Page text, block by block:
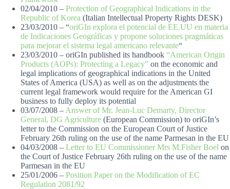
02/04/2010 – Protection of Geographical Indications in the
Republic of Korea (Italian Intellectual Property Rights DESK)
23/03/2010 – “oriGIn explora el potencial de EE.UU en materia
de Indicaciones Geográficas y propone soluciones pragmáticas
para mejorar el sistema legal americano relevante“
23/03/2010 – oriGIn published its handbook “American Origin
Products (AOPs): Protecting a Legacy” on the economic and
legal implications of geographical indications in the United
States of America (USA) as well as on the adjustments the
current legal framework would require for the American GI
business to fully deploy its potential
03/07/2008 – Answer of Mr. Jean-Luc Demarty, Director
General, DG Agriculture (European Commission) to oriGIn’s
letter to the Commission on the European Court of Justice
February 26th ruling on the use of the name Parmesan in the EU
04/03/2008 – Letter to EU Commissioner Mrs M.Fisher Boel on
the Court of Justice February 26th ruling on the use of the name
Parmesan in the EU
25/01/2006 – Position Paper on the Modification of EC
Regulation 2081/92